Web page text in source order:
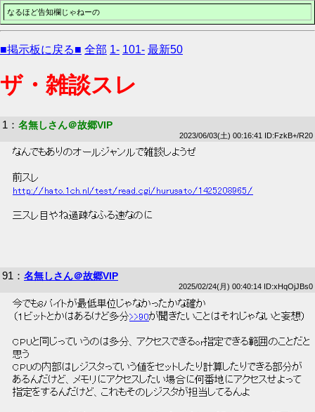
なるほど告知欄じゃねーの
■掲示板に戻る■ 全部 1- 101- 最新50
ザ・雑談スレ
1 ： 名無しさん＠故郷VIP
2023/06/03(土) 00:16:41 ID:FzkB+/R20
なんでもありのオールジャンルで雑談しようぜ
前スレ
http://hato.1ch.nl/test/read.cgi/hurusato/1425208965/
三スレ目やね過疎なふる速なのに
91 ： 名無しさん＠故郷VIP
2025/02/24(月) 00:40:14 ID:xHqOjJBs0
今でも8バイトが最低単位じゃなかったかな確か
（１ビットとかはあるけど多分>>90が聞きたいことはそれじゃないと妄想）
CPUと同じっていうのは多分、アクセスできるor指定できる範囲のことだと
思う
CPUの内部はレジスタっていう値をセットしたり計算したりできる部分が
あるんだけど、メモリにアクセスしたい場合に何番地にアクセスせよって
指定をするんだけど、これもそのレジスタが担当してるんよ